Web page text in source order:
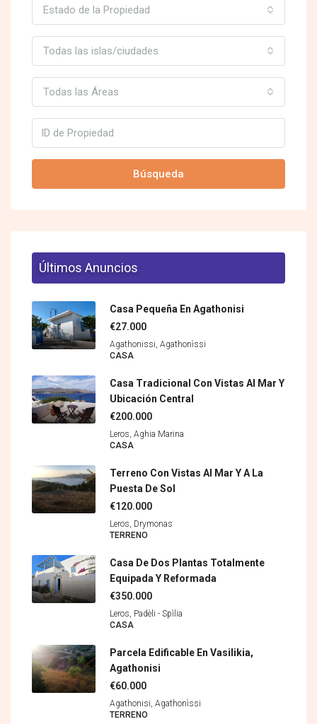
Estado de la Propiedad
Todas las islas/ciudades
Todas las Áreas
Búsqueda
Últimos Anuncios
Casa Pequeña En Agathonisi
€27.000
Agathonissi, Agathonìssi
CASA
Casa Tradicional Con Vistas Al Mar Y
Ubicación Central
€200.000
Leros, Aghia Marina
CASA
Terreno Con Vistas Al Mar Y A La
Puesta De Sol
€120.000
Leros, Drymonas
TERRENO
Casa De Dos Plantas Totalmente
Equipada Y Reformada
€350.000
Leros, Padèli - Spìlia
CASA
Parcela Edificable En Vasilikia,
Agathonisi
€60.000
Agathonisi, Agathonìssi
TERRENO